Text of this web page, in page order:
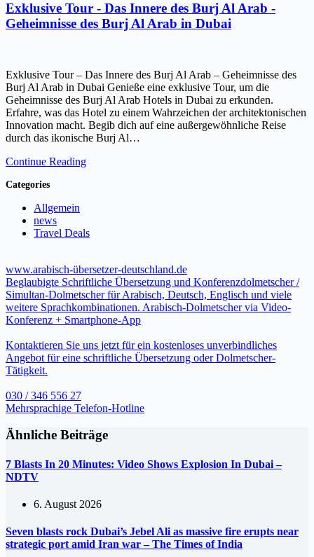
Exklusive Tour - Das Innere des Burj Al Arab -
Geheimnisse des Burj Al Arab in Dubai
Exklusive Tour – Das Innere des Burj Al Arab – Geheimnisse des
Burj Al Arab in Dubai Genieße eine exklusive Tour, um die
Geheimnisse des Burj Al Arab Hotels in Dubai zu erkunden.
Erfahre, was das Hotel zu einem Wahrzeichen der architektonischen
Innovation macht. Begib dich auf eine außergewöhnliche Reise
durch das ikonische Burj Al…
Continue Reading
Categories
Allgemein
news
Travel Deals
www.arabisch-übersetzer-deutschland.de
Beglaubigte Schriftliche Übersetzung und Konferenzdolmetscher /
Simultan-Dolmetscher für Arabisch, Deutsch, Englisch und viele
weitere Sprachkombinationen. Arabisch-Dolmetscher via Video-
Konferenz + Smartphone-App
Kontaktieren Sie uns jetzt für ein kostenloses unverbindliches
Angebot für eine schriftliche Übersetzung oder Dolmetscher-
Tätigkeit.
030 / 346 556 27
Mehrsprachige Telefon-Hotline
Ähnliche Beiträge
7 Blasts In 20 Minutes: Video Shows Explosion In Dubai –
NDTV
6. August 2026
Seven blasts rock Dubai’s Jebel Ali as massive fire erupts near
strategic port amid Iran war – The Times of India